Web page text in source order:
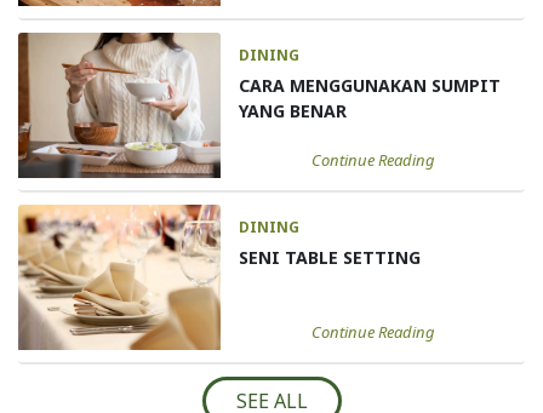
DINING
CARA MENGGUNAKAN SUMPIT
YANG BENAR
Continue Reading
DINING
SENI TABLE SETTING
Continue Reading
SEE ALL